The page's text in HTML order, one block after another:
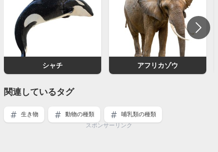
シャチ アフリカゾウ
関連しているタグ
生き物 動物の種類
哺乳類の種類
スポンサーリンク